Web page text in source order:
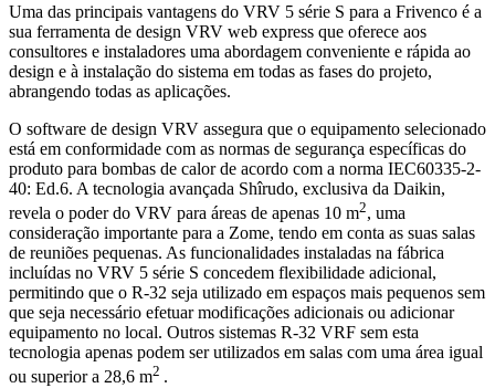
Uma das principais vantagens do VRV 5 série S para a Frivenco é a
sua ferramenta de design VRV web express que oferece aos
consultores e instaladores uma abordagem conveniente e rápida ao
design e à instalação do sistema em todas as fases do projeto,
abrangendo todas as aplicações.
O software de design VRV assegura que o equipamento selecionado
está em conformidade com as normas de segurança específicas do
produto para bombas de calor de acordo com a norma IEC60335-2-
40: Ed.6. A tecnologia avançada Shîrudo, exclusiva da Daikin,
revela o poder do VRV para áreas de apenas 10 m2, uma
consideração importante para a Zome, tendo em conta as suas salas
de reuniões pequenas. As funcionalidades instaladas na fábrica
incluídas no VRV 5 série S concedem flexibilidade adicional,
permitindo que o R-32 seja utilizado em espaços mais pequenos sem
que seja necessário efetuar modificações adicionais ou adicionar
equipamento no local. Outros sistemas R-32 VRF sem esta
tecnologia apenas podem ser utilizados em salas com uma área igual
ou superior a 28,6 m2 .